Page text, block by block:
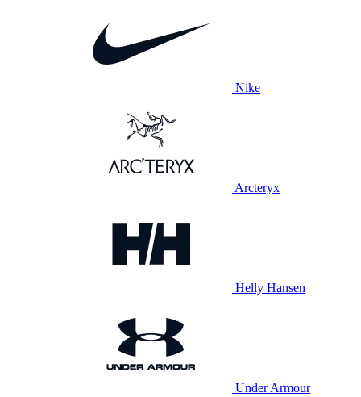
Nike
Arcteryx
Helly Hansen
Under Armour